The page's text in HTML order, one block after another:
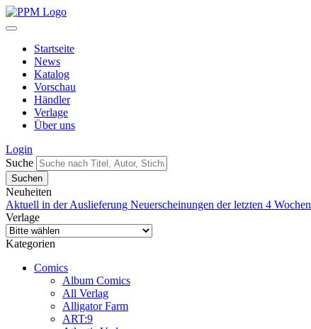
Startseite
News
Katalog
Vorschau
Händler
Verlage
Über uns
Login
Suche
Neuheiten
Aktuell in der Auslieferung Neuerscheinungen der letzten 4 Wochen
Verlage
Kategorien
Comics
Album Comics
All Verlag
Alligator Farm
ART:9